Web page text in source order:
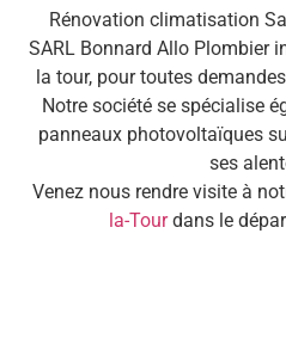
Rénovation climatisation
SARL Bonnard Allo Plombier
la tour, pour toutes
Notre société se spécialise
panneaux photovoltaïques
ses
Venez nous rendre visite à
la-Tourdans le